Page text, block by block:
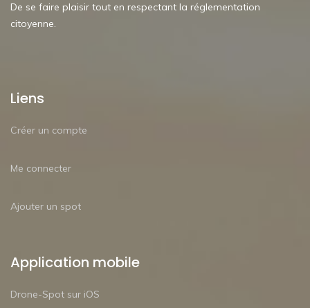
De se faire plaisir tout en respectant la réglementation
citoyenne.
Liens
Créer un compte
Me connecter
Ajouter un spot
Application mobile
Drone-Spot sur iOS